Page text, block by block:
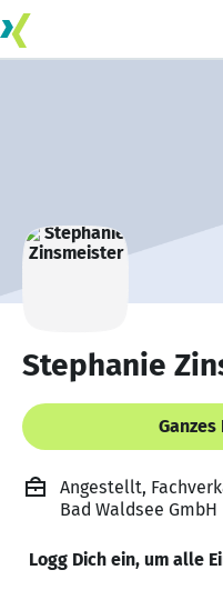
Stephanie
Angestellt,
Bad Waldsee GmbH
Logg Dich ein, um alle